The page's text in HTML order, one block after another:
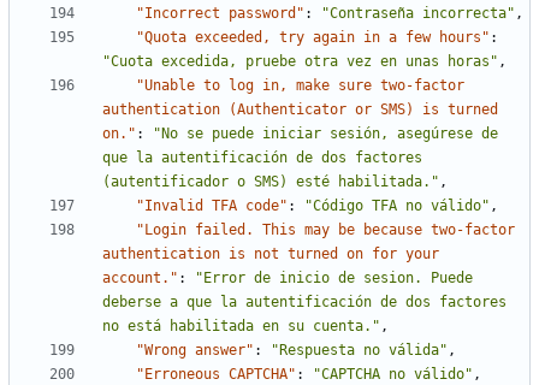
"Incorrect password" : "Contraseña incorrecta" ,
"Quota exceeded, try again in a few hours" :
"Cuota excedida, pruebe otra vez en unas horas" ,
"Unable to log in, make sure two-factor
authentication (Authenticator or SMS) is turned
on." :
"No se puede iniciar sesión, asegúrese de
que la autentificación de dos factores
(autentificador o SMS) esté habilitada." ,
"Invalid TFA code" : "Código TFA no válido" ,
"Login failed. This may be because two-factor
authentication is not turned on for your
account." :
"Error de inicio de sesion. Puede
deberse a que la autentificación de dos factores
no está habilitada en su cuenta." ,
"Wrong answer" : "Respuesta no válida" ,
"Erroneous CAPTCHA" : "CAPTCHA no válido" ,